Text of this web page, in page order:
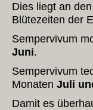
Dies liegt an
Blütezeiten der
Sempervivum
Juni.
Sempervivum
Monaten Juli
Damit es